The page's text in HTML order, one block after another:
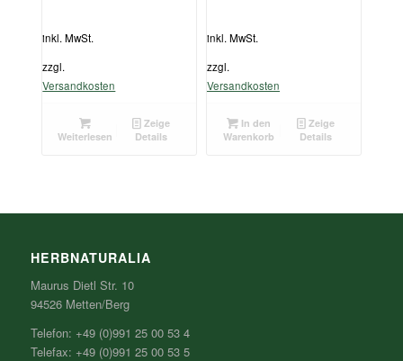
inkl. MwSt.
zzgl.
Versandkosten
Weiterlesen
Zeige
Details
inkl. MwSt.
zzgl.
Versandkosten
In den
Warenkorb
Zeige
Details
HERBNATURALIA
Maurus Dietl Str. 10
94526 Metten/Berg
Telefon: +49 (0)991 25 00 53 4
Telefax: +49 (0)991 25 00 53 5